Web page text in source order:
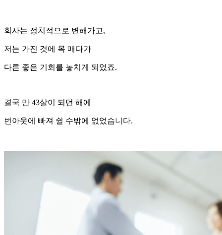
회사는 정치적으로 변해가고,
저는 가진 것에 목 매다가
다른 좋은 기회를 놓치게 되었죠.
결국 만 43살이 되던 해에
번아웃에 빠져 쉴 수밖에 없었습니다.